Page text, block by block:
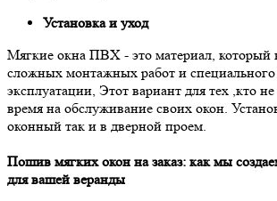
Установка и уход
Мягкие окна ПВХ - это материал, который
сложных монтажных работ и специального
эксплуатации, Этот вариант для тех ,кто не
время на обслуживание своих окон.
оконный так и в дверной проем.
Пошив мягких окон на заказ: как мы
для вашей веранды